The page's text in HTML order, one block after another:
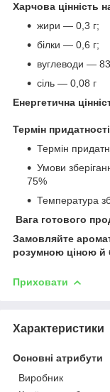
Харчова цінність
жири — 0,3 г;
білки — 0,6 г;
вуглеводи —
сіль — 0,08 г
Енергетична
Термін
Термін
Умови
75%
Температура
Вага готового
Замовляйте
розумною ціною й
Приховати
Характеристики
Основні атрибути
Виробник